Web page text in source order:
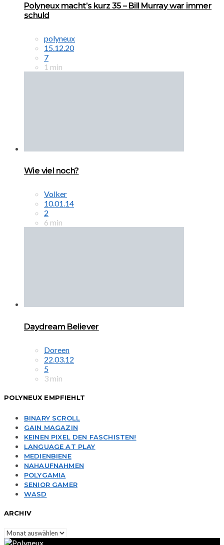
Polyneux macht’s kurz 35 – Bill Murray war immer
schuld
polyneux
15.12.20
7
1 min
Wie viel noch?
Volker
10.01.14
2
6 min
Daydream Believer
Doreen
22.03.12
5
3 min
POLYNEUX EMPFIEHLT
BINARY SCROLL
GAIN MAGAZIN
KEINEN PIXEL DEN FASCHISTEN!
LANGUAGE AT PLAY
MEDIENBIENE
NAHAUFNAHMEN
POLYGAMIA
SENIOR GAMER
WASD
ARCHIV
Archiv